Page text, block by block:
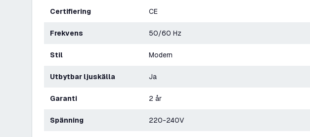
Certifiering CE
Frekvens 50/60 Hz
Stil Modern
Utbytbar ljuskälla Ja
Garanti 2 år
Spänning 220-240V